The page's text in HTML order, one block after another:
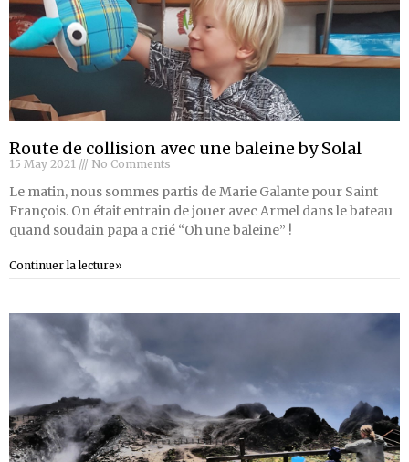
Route de collision avec une baleine by Solal
15 May 2021 No Comments
Le matin, nous sommes partis de Marie Galante pour Saint
François. On était entrain de jouer avec Armel dans le bateau
quand soudain papa a crié “Oh une baleine” !
Continuer la lecture»